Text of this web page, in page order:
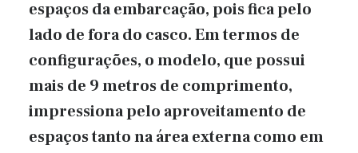
espaços da embarcação, pois fica pelo
lado de fora do casco. Em termos de
configurações, o modelo, que possui
mais de 9 metros de comprimento,
impressiona pelo aproveitamento de
espaços tanto na área externa como em